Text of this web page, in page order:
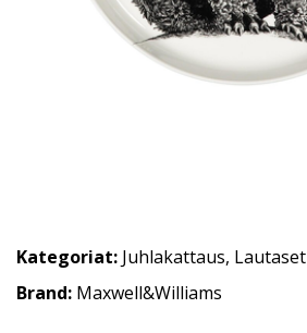
Kategoriat: Juhlakattaus, Lautaset
Brand: Maxwell&Williams